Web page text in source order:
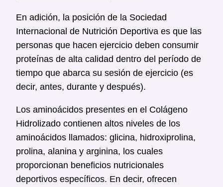
En adición, la posición de la Sociedad
Internacional de Nutrición Deportiva es que las
personas que hacen ejercicio deben consumir
proteínas de alta calidad dentro del período de
tiempo que abarca su sesión de ejercicio (es
decir, antes, durante y después).
Los aminoácidos presentes en el Colágeno
Hidrolizado contienen altos niveles de los
aminoácidos llamados: glicina, hidroxiprolina,
prolina, alanina y arginina, los cuales
proporcionan beneficios nutricionales
deportivos específicos. En decir, ofrecen